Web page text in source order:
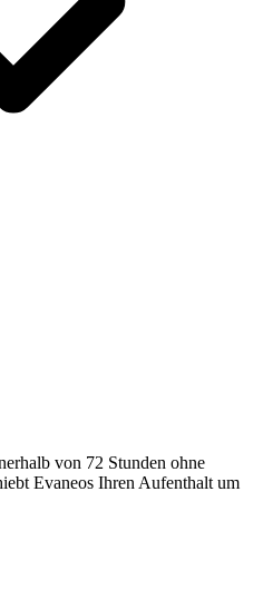
von 72 Stunden ohne
Evaneos Ihren Aufenthalt um